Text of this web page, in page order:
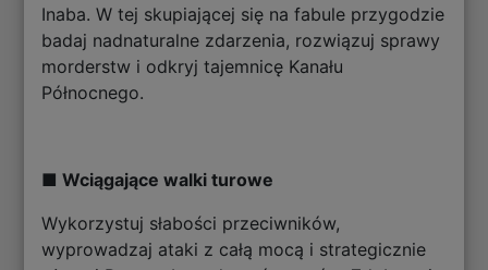
Inaba. W tej skupiającej się na fabule przygodzie
badaj nadnaturalne zdarzenia, rozwiązuj sprawy
morderstw i odkryj tajemnicę Kanału
Północnego.
■ Wciągające walki turowe
Wykorzystuj słabości przeciwników,
wyprowadzaj ataki z całą mocą i strategicznie